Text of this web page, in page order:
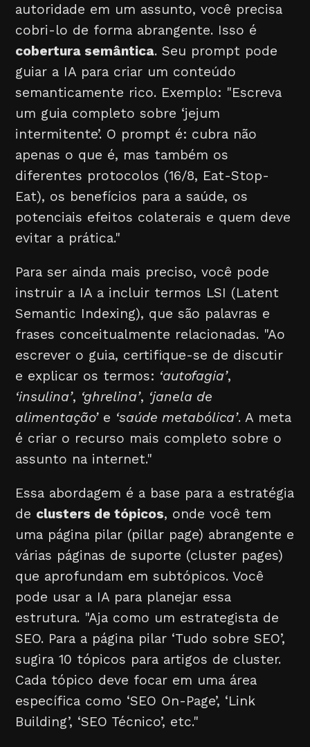
autoridade em um assunto, você precisa
cobri-lo de forma abrangente. Isso é
cobertura semântica. Seu prompt pode
guiar a IA para criar um conteúdo
semanticamente rico. Exemplo: "Escreva
um guia completo sobre ‘jejum
intermitente’. O prompt é: cubra não
apenas o que é, mas também os
diferentes protocolos (16/8, Eat-Stop-
Eat), os benefícios para a saúde, os
potenciais efeitos colaterais e quem deve
evitar a prática."
Para ser ainda mais preciso, você pode
instruir a IA a incluir termos LSI (Latent
Semantic Indexing), que são palavras e
frases conceitualmente relacionadas. "Ao
escrever o guia, certifique-se de discutir
e explicar os termos: ‘autofagia’,
‘insulina’, ‘ghrelina’, ‘janela de
alimentação’e ‘saúde metabólica’. A meta
é criar o recurso mais completo sobre o
assunto na internet."
Essa abordagem é a base para a estratégia
de clusters de tópicos, onde você tem
uma página pilar (pillar page) abrangente e
várias páginas de suporte (cluster pages)
que aprofundam em subtópicos. Você
pode usar a IA para planejar essa
estrutura. "Aja como um estrategista de
SEO. Para a página pilar ‘Tudo sobre SEO’,
sugira 10 tópicos para artigos de cluster.
Cada tópico deve focar em uma área
específica como ‘SEO On-Page’, ‘Link
Building’, ‘SEO Técnico’, etc."